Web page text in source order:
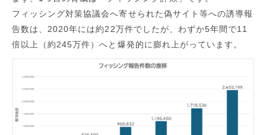
フィッシング対策協議会へ寄せられた偽サイト等への誘導報
告数は、2020年には約22万件でしたが、わずか5年間で11
倍以上（約245万件）へと爆発的に膨れ上がっています。